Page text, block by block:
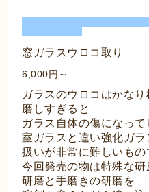
窓ガラスウロコ取り
6,000円～
ガラスのウロコはかな
磨しすぎると
ガラス自体の傷になっ
室ガラスと違い強化ガラ
扱いが非常に難しいもの
今回発売の物は特殊な
研磨と手磨きの研磨を